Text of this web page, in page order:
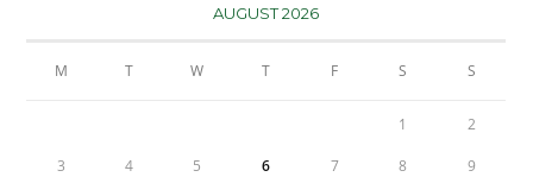
AUGUST 2026
M T W T F S S
1 2
3 4 5 6 7 8 9